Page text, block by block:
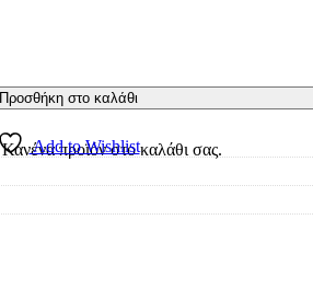
Κανένα προϊόν στο καλάθι σας.
Προσθήκη στο καλάθι
Add to Wishlist